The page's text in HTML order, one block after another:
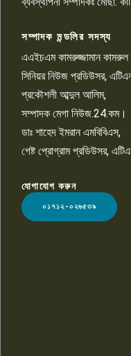
১০
LOGO
সম্পাদক মন্ডলির সদস্য
এএইচএম কামরুজ্জামান কামরুল
সিনিয়র নিউজ প্রডিউসর,
প্রকৌশলী আব্দুল আলিম,
সম্পাদক মেগা নিউজ.24.কম।
ডাঃ শাহেদ ইমরান এমবিবিএস,
গেষ্ট প্রোগ্রাম প্রডিউসর,
যোগাযোগ করুন
০১৭১২-০২৬৫৩৯